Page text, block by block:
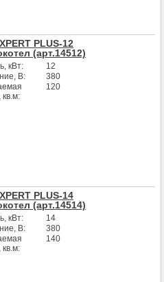
PLUS-12
(арт.14512)
кВт:
12
В:
380
120
PLUS-14
(арт.14514)
кВт:
14
В:
380
140